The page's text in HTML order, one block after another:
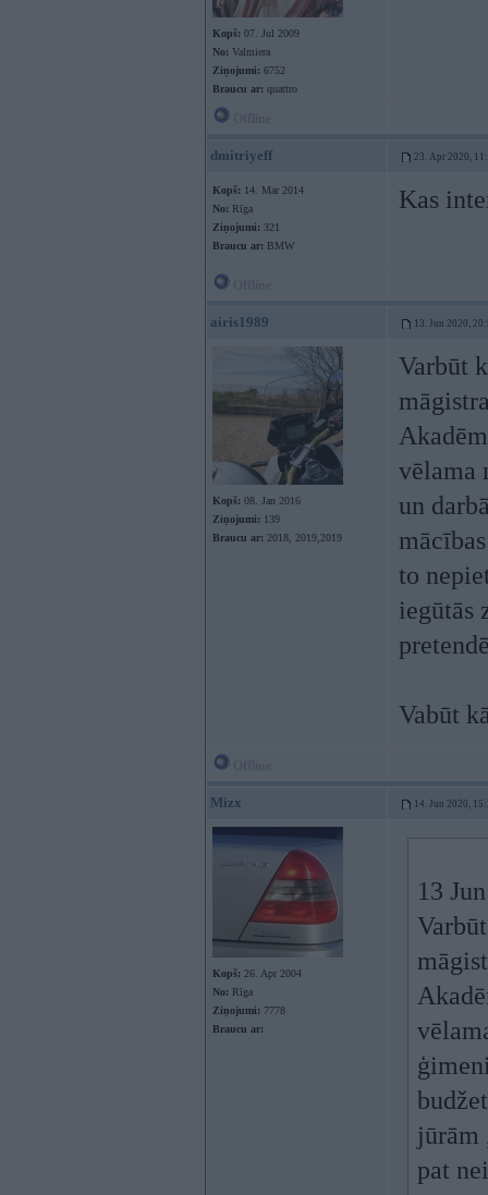
Kopš: 07. Jul 2009
No: Valmiera
Ziņojumi: 6752
Braucu ar: quattro
dmitriyeff 23. Apr 2020,
Kopš: 14. Mar 2014
No: Rīga
Ziņojumi: 321
Braucu ar: BMW
Kas
airis1989 13. Jun 2020,
Kopš: 08. Jan 2016
Ziņojumi: 139
Braucu ar: 2018, 2019,2019
Varbūt
vēlama
un
to
iegūtās
Vabūt
Mizx 14. Jun 2020,
Kopš: 26. Apr 2004
No: Rīga
Ziņojumi: 7778
Braucu ar:
13
jūrām
pat